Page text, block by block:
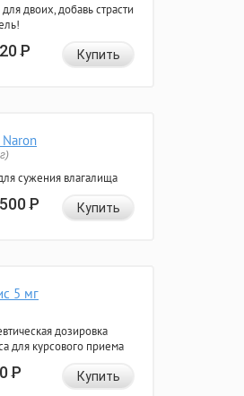
двоих, добавь страсти
Р Купить
сужения влагалища
Р Купить
5 мг
дозировка
для курсового приема
Р Купить